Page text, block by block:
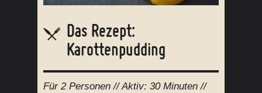
Das Rezept:
Karottenpudding
Für 2 Personen // Aktiv: 30 Minuten //